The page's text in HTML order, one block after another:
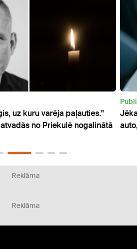
uz kuru varēja paļauties."
no Priekulē nogalinātā
Reklāma
Reklāma